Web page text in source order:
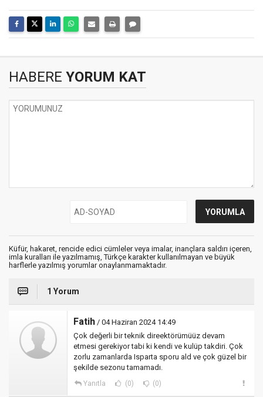
HABERE YORUM KAT
Küfür, hakaret, rencide edici cümleler veya imalar, inançlara saldırı içeren,
imla kuralları ile yazılmamış, Türkçe karakter kullanılmayan ve büyük
harflerle yazılmış yorumlar onaylanmamaktadır.
1 Yorum
Fatih / 04 Haziran 2024 14:49
Çok değerli bir teknik direektörümüüz devam
etmesi gerekiyor tabi ki kendi ve kulüp takdiri. Çok
zorlu zamanlarda Isparta sporu ald ve çok güzel bir
şekilde sezonu tamamadı.
Yanıtla (0) (0)